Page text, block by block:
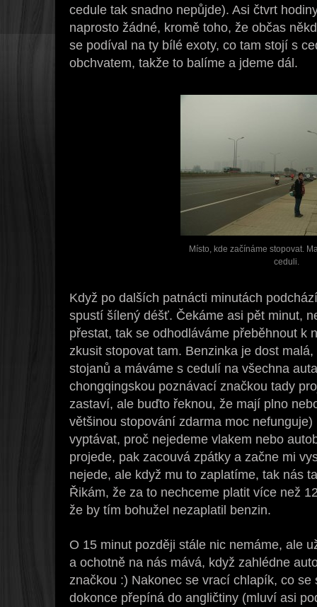
cedule tak snadno nepůjde). Asi čtvrt
naprosto žádné, kromě toho, že občas
se podíval na ty bílé exoty, co tam stojí s
obchvatem, takže to balíme a jdeme dál.
Místo, kde začínáme stopovat.
ceduli.
Když po dalších patnácti minutách
spustí šílený déšť. Čekáme asi pět minut,
přestat, tak se odhodláváme přeběhnout k
zkusit stopovat tam. Benzinka je dost
stojanů a máváme s cedulí na všechna
chongqingskou poznávací značkou tady
zastaví, ale buďto řeknou, že mají plno
většinou stopování zdarma moc
vyptávat, proč nejedeme vlakem nebo
projede, pak zacouvá zpátky a začne mi
nejede, ale když mu to zaplatíme, tak nás
Řikám, že za to nechceme platit více než
že by tím bohužel nezaplatil benzin.
O 15 minut později stále nic nemáme, ale
a ochotně na nás mává, když zahlédne
značkou :) Nakonec se vrací chlapík, co se
dokonce přepíná do angličtiny (mluví asi